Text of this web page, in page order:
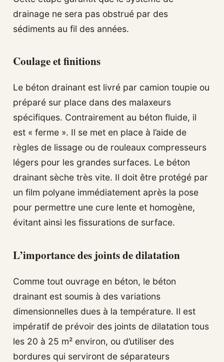
drainage ne sera pas obstrué par des
sédiments au fil des années.
Coulage et finitions
Le béton drainant est livré par camion toupie ou
préparé sur place dans des malaxeurs
spécifiques. Contrairement au béton fluide, il
est « ferme ». Il se met en place à l’aide de
règles de lissage ou de rouleaux compresseurs
légers pour les grandes surfaces. Le béton
drainant sèche très vite. Il doit être protégé par
un film polyane immédiatement après la pose
pour permettre une cure lente et homogène,
évitant ainsi les fissurations de surface.
L’importance des joints de dilatation
Comme tout ouvrage en béton, le béton
drainant est soumis à des variations
dimensionnelles dues à la température. Il est
impératif de prévoir des joints de dilatation tous
les 20 à 25 m² environ, ou d’utiliser des
bordures qui serviront de séparateurs